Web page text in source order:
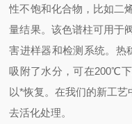
性不饱和化合物，比如二
量结果。该色谱柱可用于
害进样器和检测系统。
吸附了水分，可在200℃
以*恢复。在我们的新工
去活化处理。